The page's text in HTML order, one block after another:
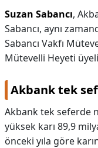
Suzan Sabancı,
Sabancı, aynı
Sabancı Vakfı
Mütevelli Heyeti
Akbank tek
Akbank tek seferde
yüksek karı 89,9
önceki yıla göre